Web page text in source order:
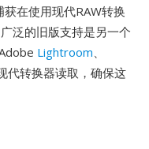
在使用现代RAW转换
泛的旧版支持是另一个
Lightroom、
代转换器读取，确保这